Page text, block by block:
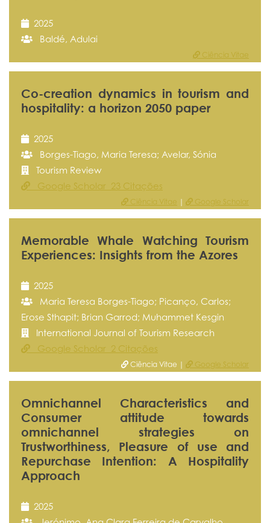
2025
Baldé, Adulai
Ciência Vitae
Co-creation dynamics in tourism and
hospitality: a horizon 2050 paper
2025
Borges-Tiago, Maria Teresa; Avelar, Sónia
Tourism Review
Google Scholar 23 Citações
Ciência Vitae | Google Scholar
Memorable Whale Watching Tourism
Experiences: Insights from the Azores
2025
Maria Teresa Borges-Tiago; Picanço, Carlos;
Erose Sthapit; Brian Garrod; Muhammet Kesgin
International Journal of Tourism Research
Google Scholar 2 Citações
Ciência Vitae | Google Scholar
Omnichannel Characteristics and
Consumer attitude towards
omnichannel strategies on
Trustworthiness, Pleasure of use and
Repurchase Intention: A Hospitality
Approach
2025